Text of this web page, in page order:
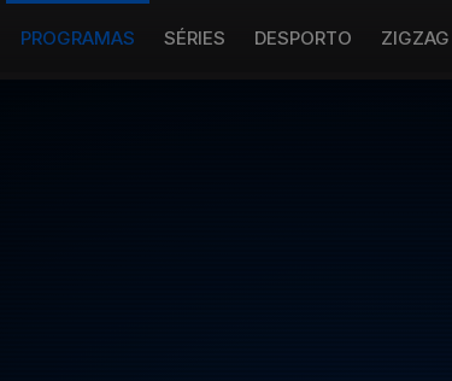
PROGRAMAS SÉRIES DESPORTO ZIGZAG